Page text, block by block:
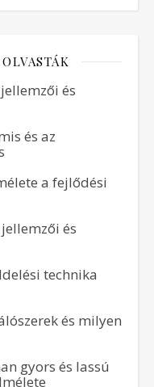
és
és az
a fejlődési
és
technika
és milyen
gyors és lassú